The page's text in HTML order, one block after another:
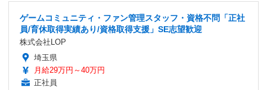
ゲームコミュニティ・ファン管理スタッフ・資格不問「正社
員/育休取得実績あり/資格取得支援」SE志望歓迎
株式会社LOP
埼玉県
月給29万円～40万円
正社員